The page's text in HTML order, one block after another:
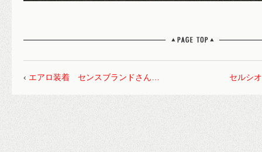
‹ エアロ装着 センスブランドさん… セルシ